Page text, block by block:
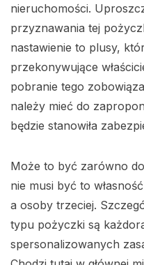
nieruchomości.
przyznawania tej
nastawienie to plusy,
przekonywujące
pobranie tego
należy mieć do
będzie stanowiła
Może to być zarówno
nie musi być to
a osoby trzeciej.
typu pożyczki są
spersonalizowanych